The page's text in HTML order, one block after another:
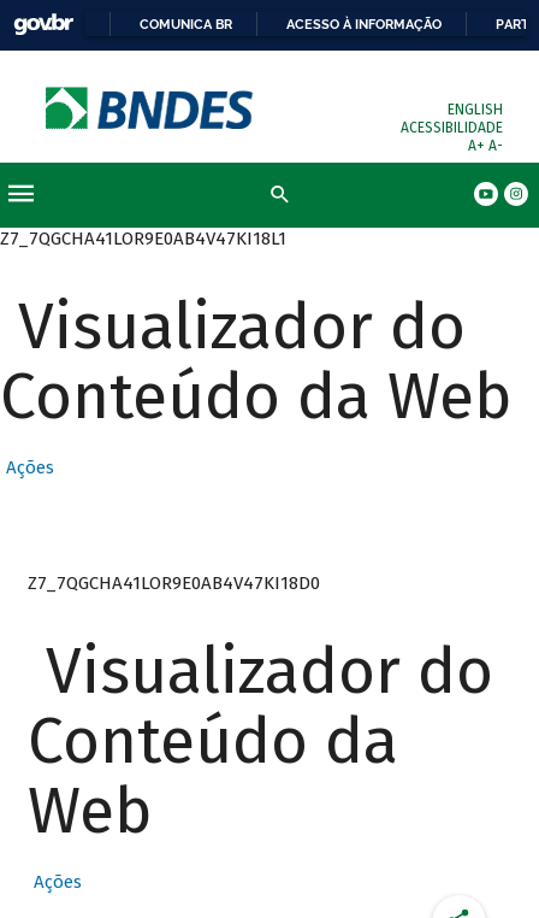
COMUNICA BR ACESSO À INFORMAÇÃO
ENGLISH
ACESSIBILIDADE
A+ A-
Z7_7QGCHA41LOR9E0AB4V47KI18L1
Visualizador do
Conteúdo da Web
Ações
Z7_7QGCHA41LOR9E0AB4V47KI18D0
Visualizador do
Conteúdo da
Web
Ações